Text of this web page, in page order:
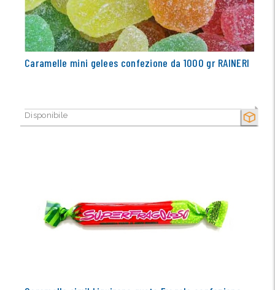
SECCO
Caramelle mini gelees confezione da 1000 gr RAINERI
Disponibile